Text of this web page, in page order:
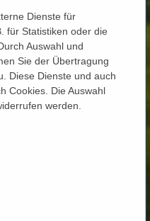
Dienste für
für Statistiken oder die
Auswahl und
Sie der Übertragung
Diese Dienste und auch
Cookies. Die Auswahl
werden.